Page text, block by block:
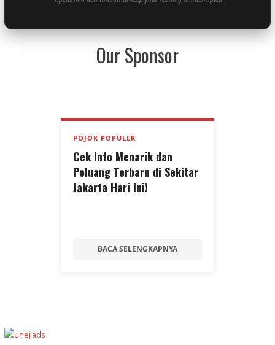
Our Sponsor
POJOK POPULER
Cek Info Menarik dan
Peluang Terbaru di Sekitar
Jakarta Hari Ini!
BACA SELENGKAPNYA